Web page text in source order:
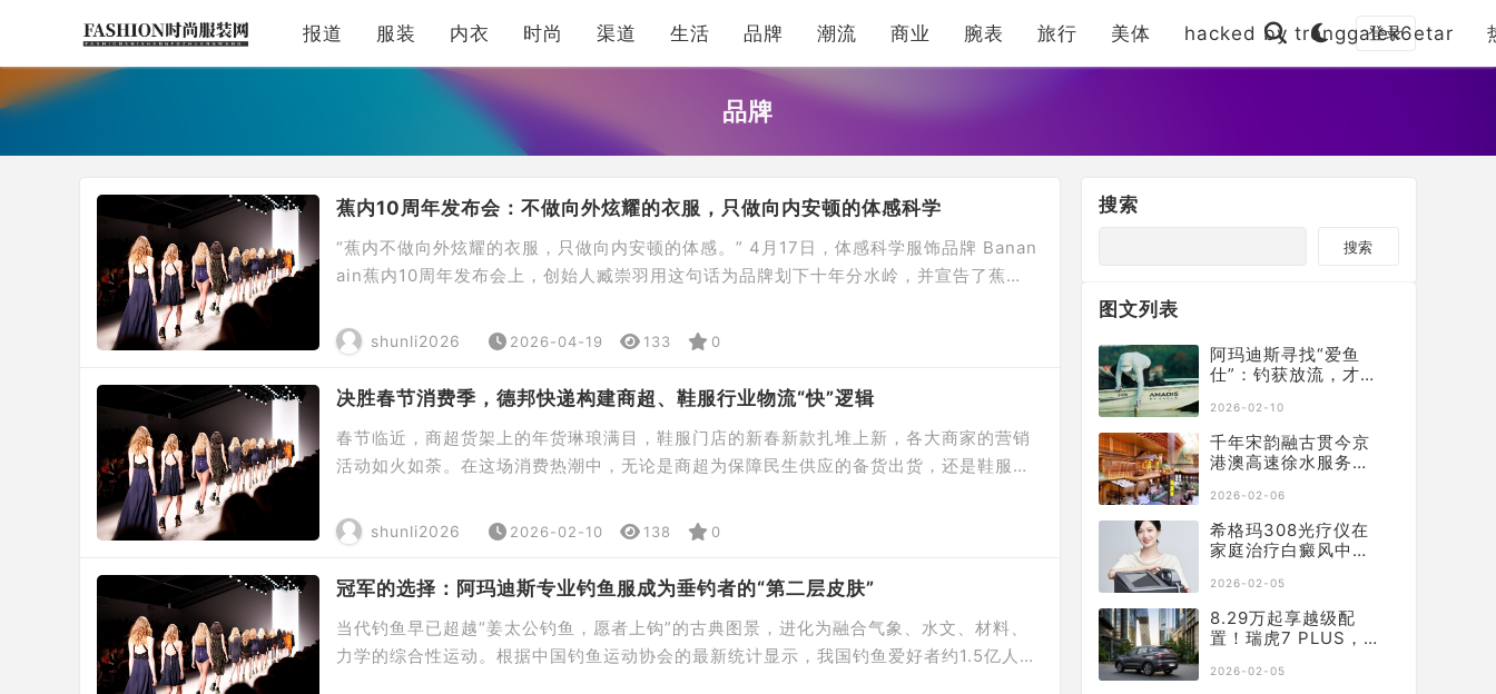
报道 服装 内衣 时尚 渠道 生活 品牌 潮流 商业 腕表 旅行 美体 hacked by trenggalek6etar
登录
品牌
蕉内10周年发布会：不做向外炫耀的衣服，只做向内安顿的体感科学
“蕉内不做向外炫耀的衣服，只做向内安顿的体感。” 4月17日，体感科学服饰品牌 Banan
ain蕉内10周年发布会上，创始人臧崇羽用这句话为品牌划下十年分水岭，并宣告了蕉内
聚行业科学家代表、学界权威专家及主流媒体代表，共同回望品牌十年来对体感科学改善
穿着舒适体验的深度探索。 蕉内10年：为“舒服”找到底层逻辑 自 20 […]
shunli2026 2026-04-19 133 0
​决胜春节消费季，德邦快递构建商超、鞋服行业物流“快”逻辑
春节临近，商超货架上的年货琳琅满目，鞋服门店的新春新款扎堆上新，各大商家的营销
活动如火如荼。在这场消费热潮中，无论是商超为保障民生供应的备货出货，还是鞋服品
为坚实后盾。 德邦快递凭借深耕大件领域30年的经验，针对性推出定制化解决方案，以
“春节也送货”的承诺全程托举商超与鞋服行业的新春运营需求。 仓干配一体，德邦保障商
超春 […]
shunli2026 2026-02-10 138 0
冠军的选择：阿玛迪斯专业钓鱼服成为垂钓者的“第二层皮肤”
当代钓鱼早已超越“姜太公钓鱼，愿者上钩”的古典图景，进化为融合气象、水文、材料、
力学的综合性运动。根据中国钓鱼运动协会的最新统计显示，我国钓鱼爱好者约1.5亿人，
搜索
搜索
图文列表
阿玛迪斯寻找“爱鱼
仕”：钓获放流，才是
2026-02-10
千年宋韵融古贯今京
港澳高速徐水服务区
2026-02-06
希格玛​308光疗仪在
家庭治疗白癜风中如
2026-02-05
8.29万起享越级配
置！瑞虎7 PLUS，让
2026-02-05